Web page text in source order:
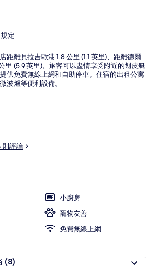
規定
距離貝拉吉歐港 1.8 公里 (1.1 英里)、距離德爾
里 (5.9 英里)。旅客可以盡情享受附近的划皮艇
供免費無線上網和自助停車。住宿的出租公寓
波爐等便利設備。
則評論
小廚房
寵物友善
免費無線上網
(8)